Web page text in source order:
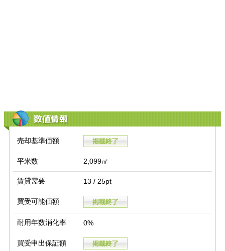
数値情報
売却基準価額
平米数 2,099㎡
賃貸需要 13 / 25pt
買受可能価額
耐用年数消化率 0%
買受申出保証額